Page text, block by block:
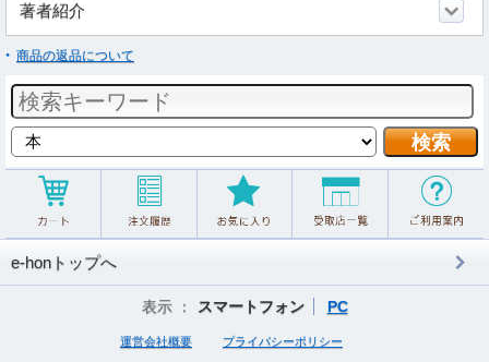
著者紹介
商品の返品について
e-honトップへ
表示 ： スマートフォン PC
運営会社概要 プライバシーポリシー